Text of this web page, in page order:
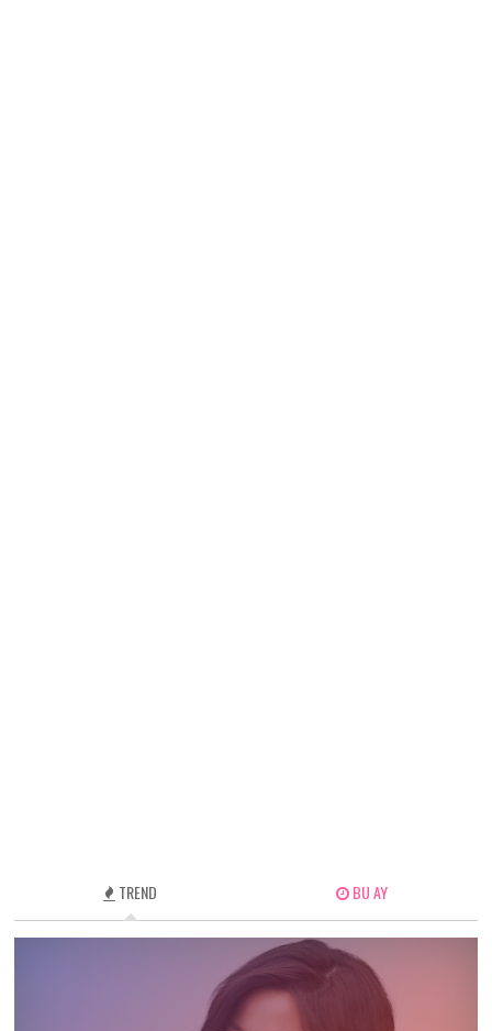
TREND BU AY